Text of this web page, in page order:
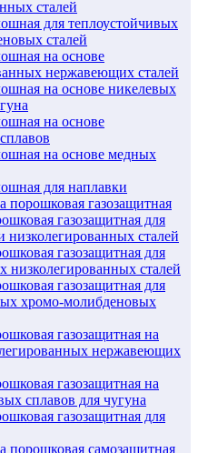
сталей
для теплоустойчивых
сталей
на основе
нержавеющих сталей
на основе никелевых
на основе
на основе медных
для наплавки
порошковая газозащитная
газозащитная для
низколегированных сталей
газозащитная для
низколегированных сталей
газозащитная для
хромо-молибденовых
газозащитная на
нержавеющих
газозащитная на
сплавов для чугуна
газозащитная для
порошковая самозащитная